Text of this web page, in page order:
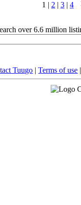
1 | 2 | 3 | 4
over 6.6 million
Tuugo |Terms of use